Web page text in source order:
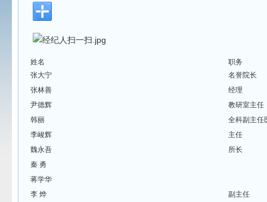
姓名
职务
张大宁
名誉院长
张林善
经理
尹德辉
教研室主任
韩丽
全科副主任
李峻辉
主任
魏永吾
所长
秦 勇
蒋学华
李 烨
副主任